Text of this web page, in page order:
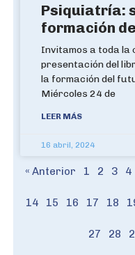
Psiquiatría:
formación
Invitamos a toda la
presentación del
la formación del
Miércoles 24 de
LEER MÁS
16 abril, 2024
« Anterior 1 2 3 4
14 15 16 17 18
27 28